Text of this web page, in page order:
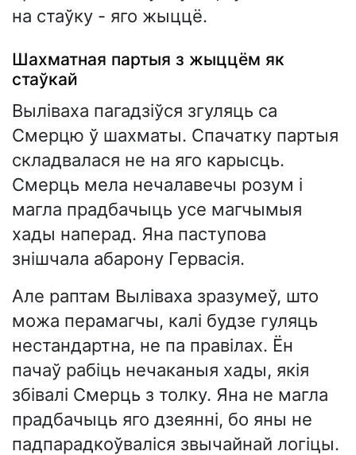
на стаўку - яго жыццё.
Шахматная партыя з жыццём як
стаўкай
Выліваха пагадзіўся згуляць са
Смерцю ў шахматы. Спачатку партыя
складвалася не на яго карысць.
Смерць мела нечалавечы розум і
магла прадбачыць усе магчымыя
хады наперад. Яна паступова
знішчала абарону Гервасія.
Але раптам Выліваха зразумеў, што
можа перамагчы, калі будзе гуляць
нестандартна, не па правілах. Ён
пачаў рабіць нечаканыя хады, якія
збівалі Смерць з толку. Яна не магла
прадбачыць яго дзеянні, бо яны не
падпарадкоўваліся звычайнай логіцы.